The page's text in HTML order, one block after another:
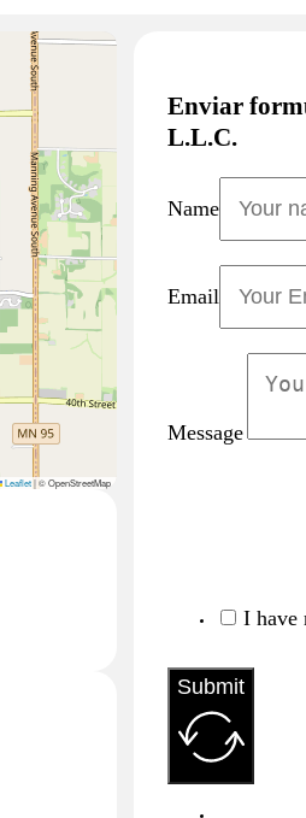
Leaflet|© OpenStreetMap
Enviar
L.L.C.
Name
Email
Message
I have
Submit